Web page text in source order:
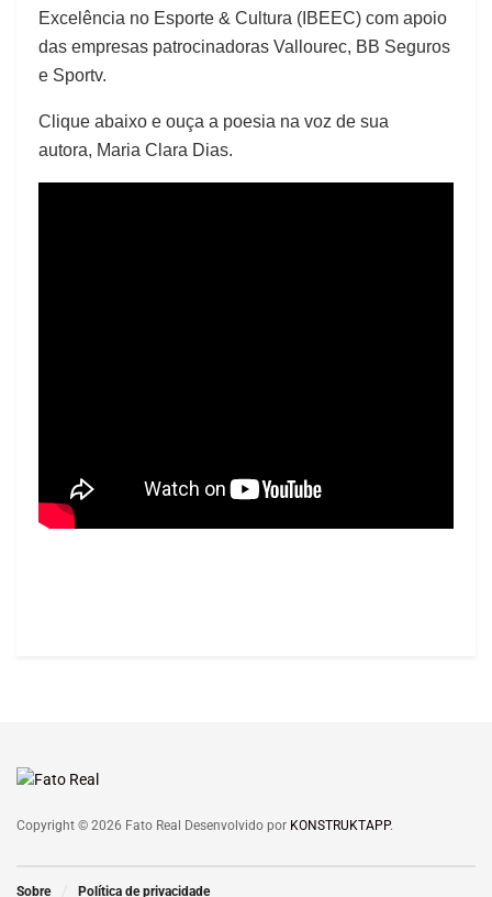
Excelência no Esporte & Cultura (IBEEC) com apoio
das empresas patrocinadoras Vallourec, BB Seguros
e Sportv.
Clique abaixo e ouça a poesia na voz de sua
autora, Maria Clara Dias.
Copyright © 2026 Fato Real Desenvolvido por KONSTRUKTAPP.
Sobre Política de privacidade